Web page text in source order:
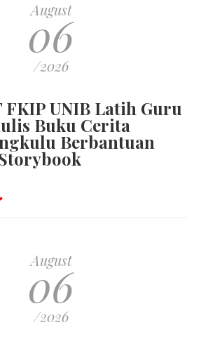
August
06
/2026
FKIP UNIB Latih Guru
Buku Cerita
Berbantuan
August
06
/2026